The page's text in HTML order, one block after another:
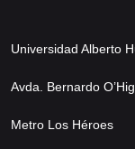
Universidad Alberto
Avda. Bernardo
Metro Los Héroes